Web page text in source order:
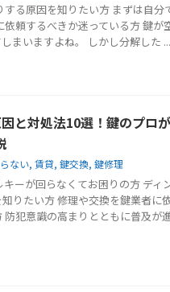
る原因を知りたい方 まずは自分
頼するべきか迷っている方 鍵が
まいますよね。 しかし分解した ...
と対処法10選！鍵のプロが
ない, 賃貸, 鍵交換, 鍵修理
ーが回らなくてお困りの方 ディ
りたい方 修理や交換を鍵業者に
犯意識の高まりとともに普及が